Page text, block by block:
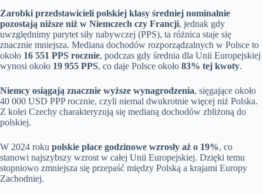
Zarobki przedstawicieli polskiej klasy średniej nominalnie
pozostają niższe niż w Niemczech czy Francji, jednak gdy
uwzględnimy parytet siły nabywczej (PPS), ta różnica staje się
znacznie mniejsza. Mediana dochodów rozporządzalnych w Polsce to
około 16 551 PPS rocznie, podczas gdy średnia dla Unii Europejskiej
wynosi około 19 955 PPS, co daje Polsce około 83% tej kwoty.
Niemcy osiągają znacznie wyższe wynagrodzenia, sięgające około
40 000 USD PPP rocznie, czyli niemal dwukrotnie więcej niż Polska.
Z kolei Czechy charakteryzują się medianą dochodów zbliżoną do
polskiej.
W 2024 roku polskie płace godzinowe wzrosły aż o 19%, co
stanowi najszybszy wzrost w całej Unii Europejskiej. Dzięki temu
stopniowo zmniejsza się przepaść między Polską a krajami Europy
Zachodniej.